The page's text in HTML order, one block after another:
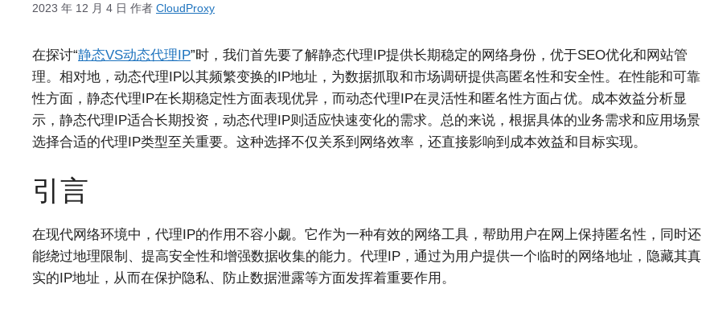
2023 年 12 月 4 日 作者 CloudProxy
在探讨“静态VS动态代理IP”时，我们首先要了解静态代理IP提供长期稳定的网络身份，优于SEO优化和网站管
理。相对地，动态代理IP以其频繁变换的IP地址，为数据抓取和市场调研提供高匿名性和安全性。在性能和可靠
性方面，静态代理IP在长期稳定性方面表现优异，而动态代理IP在灵活性和匿名性方面占优。成本效益分析显
示，静态代理IP适合长期投资，动态代理IP则适应快速变化的需求。总的来说，根据具体的业务需求和应用场景
选择合适的代理IP类型至关重要。这种选择不仅关系到网络效率，还直接影响到成本效益和目标实现。
引言
在现代网络环境中，代理IP的作用不容小觑。它作为一种有效的网络工具，帮助用户在网上保持匿名性，同时还
能绕过地理限制、提高安全性和增强数据收集的能力。代理IP，通过为用户提供一个临时的网络地址，隐藏其真
实的IP地址，从而在保护隐私、防止数据泄露等方面发挥着重要作用。